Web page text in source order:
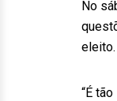
No
eleito.
“É